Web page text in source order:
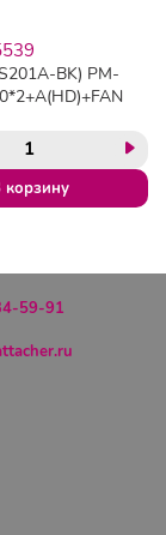
BK) PM-
59-91